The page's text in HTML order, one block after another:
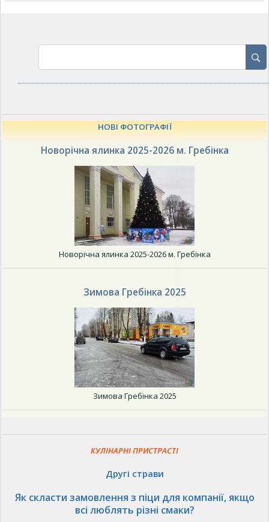
НОВІ ФОТОГРАФІЇ
Новорічна ялинка 2025-2026 м. Гребінка
Новорічна ялинка 2025-2026 м. Гребінка
Зимова Гребінка 2025
Зимова Гребінка 2025
КУЛІНАРНІ ПРИСТРАСТІ
Другі страви
Як скласти замовлення з піци для компанії, якщо
всі люблять різні смаки?